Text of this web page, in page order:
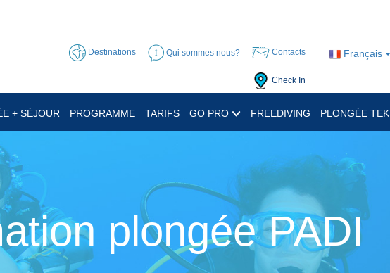
Français
Destinations Qui sommes nous? Contacts
Check In
+ SÉJOUR PROGRAMME TARIFS GO PRO FREEDIVING PLONGÉE TEK
plongée PADI